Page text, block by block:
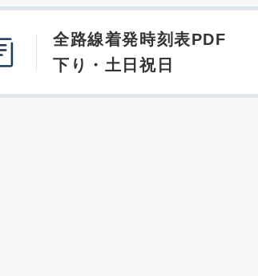
全路線着発時刻表PDF
下り・土日祝日